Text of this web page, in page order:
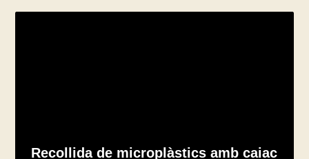
Recollida de microplàstics amb caiac